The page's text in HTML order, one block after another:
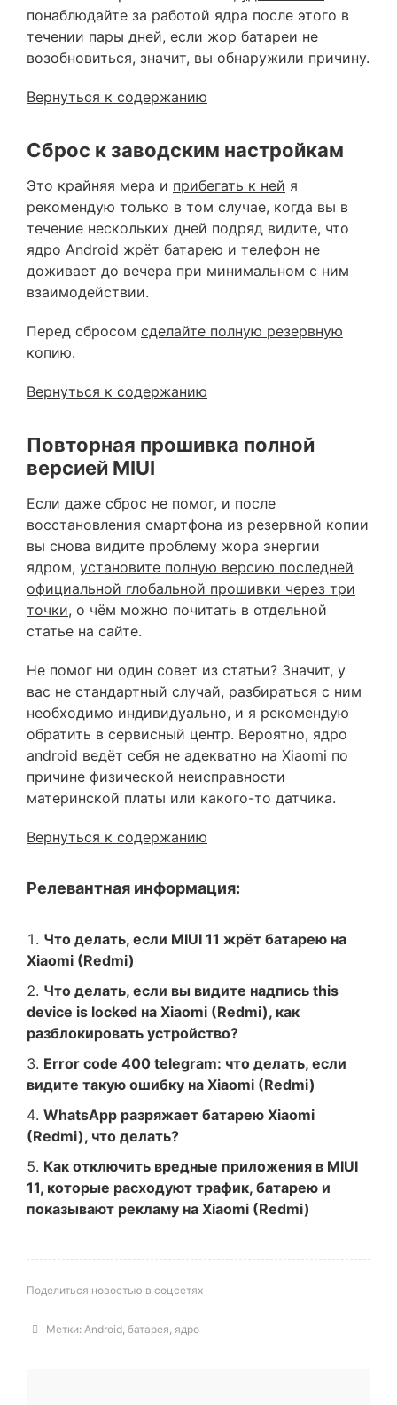
понаблюдайте за работой ядра после этого в
течении пары дней, если жор батареи не
возобновиться, значит, вы обнаружили причину.
Вернуться к содержанию
Сброс к заводским настройкам
Это крайняя мера и прибегать к ней я
рекомендую только в том случае, когда вы в
течение нескольких дней подряд видите, что
ядро Android жрёт батарею и телефон не
доживает до вечера при минимальном с ним
взаимодействии.
Перед сбросом сделайте полную резервную
копию.
Вернуться к содержанию
Повторная прошивка полной
версией MIUI
Если даже сброс не помог, и после
восстановления смартфона из резервной копии
вы снова видите проблему жора энергии
ядром, установите полную версию последней
официальной глобальной прошивки через три
точки, о чём можно почитать в отдельной
статье на сайте.
Не помог ни один совет из статьи? Значит, у
вас не стандартный случай, разбираться с ним
необходимо индивидуально, и я рекомендую
обратить в сервисный центр. Вероятно, ядро
android ведёт себя не адекватно на Xiaomi по
причине физической неисправности
материнской платы или какого-то датчика.
Вернуться к содержанию
Релевантная информация:
Что делать, если MIUI 11 жрёт батарею на
Xiaomi (Redmi)
Что делать, если вы видите надпись this
device is locked на Xiaomi (Redmi), как
разблокировать устройство?
Error code 400 telegram: что делать, если
видите такую ошибку на Xiaomi (Redmi)
WhatsApp разряжает батарею Xiaomi
(Redmi), что делать?
Как отключить вредные приложения в MIUI
11, которые расходуют трафик, батарею и
показывают рекламу на Xiaomi (Redmi)
Поделиться новостью в соцсетях
Метки: Android, батарея, ядро